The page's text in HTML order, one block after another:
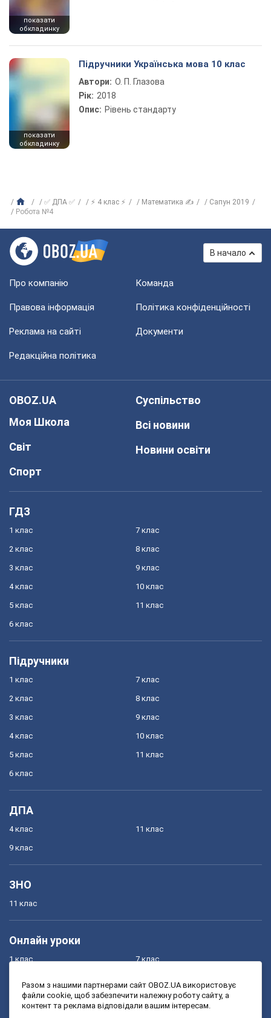
показати
обкладинку
показати
обкладинку
Підручники Українська мова 10 клас
Автори: О. П. Глазова
Рік: 2018
Опис: Рівень стандарту
✅ ДПА ✅ ⚡ 4 клас ⚡ Математика ✍
Сапун 2019
Робота №4
В начало
Про компанію Команда
Правова інформація Політика конфіденційності
Реклама на сайті Документи
Редакційна політика
OBOZ.UA
Моя Школа
Світ
Спорт
Суспільство
Всі новини
Новини освіти
ГДЗ
1 клас
2 клас
3 клас
4 клас
5 клас
6 клас
7 клас
8 клас
9 клас
10 клас
11 клас
Підручники
1 клас
2 клас
3 клас
4 клас
5 клас
6 клас
7 клас
8 клас
9 клас
10 клас
11 клас
ДПА
4 клас
9 клас
11 клас
ЗНО
11 клас
Онлайн уроки
1 клас
3 клас
7 клас
9 клас
Разом з нашими партнерами сайт OBOZ.UA використовує
файли cookie, щоб забезпечити належну роботу сайту, а
контент та реклама відповідали вашим інтересам.